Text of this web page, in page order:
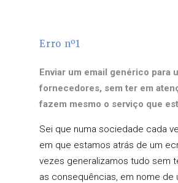
Erro nº1
Enviar um email genérico para
fornecedores, sem ter em
fazem mesmo o serviço que
Sei que numa sociedade cada
em que estamos atrás de um
vezes generalizamos tudo sem
as consequências, em nome de